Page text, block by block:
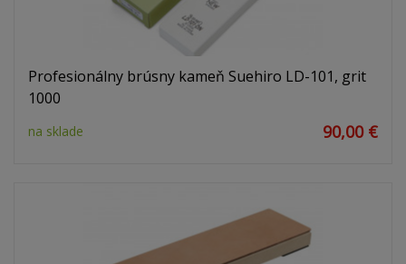
Profesionálny brúsny kameň Suehiro LD-101, grit
1000
na sklade 90,00 €